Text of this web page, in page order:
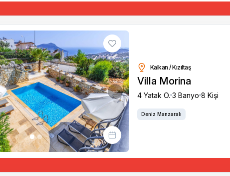
Next
Kalkan / Kızıltaş
Villa Morina
4 Yatak O. 3 Banyo 8 Kişi
Deniz Manzaralı